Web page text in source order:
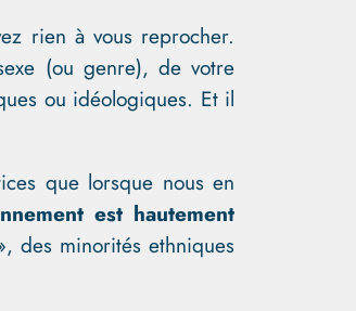
rien à vous reprocher.
(ou genre), de votre
ou idéologiques. Et il
que lorsque nous en
est hautement
des minorités ethniques